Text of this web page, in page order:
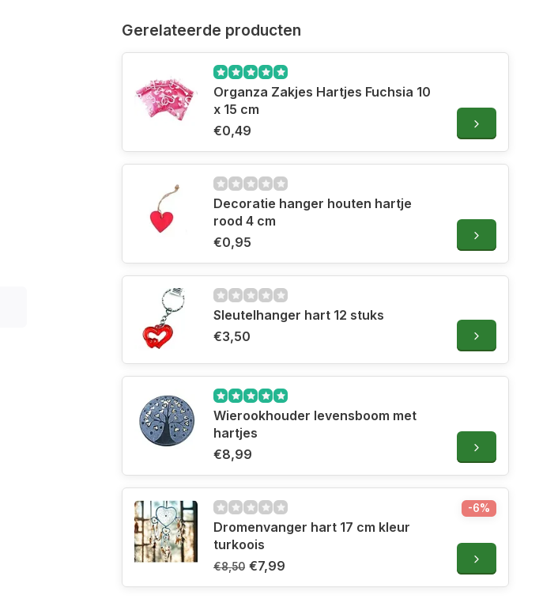
Gerelateerde producten
Organza Zakjes Hartjes Fuchsia 10
x 15 cm
€0,49
Decoratie hanger houten hartje
rood 4 cm
€0,95
Sleutelhanger hart 12 stuks
€3,50
Wierookhouder levensboom met
hartjes
€8,99
Dromenvanger hart 17 cm kleur
turkoois
€8,50 €7,99
-6%